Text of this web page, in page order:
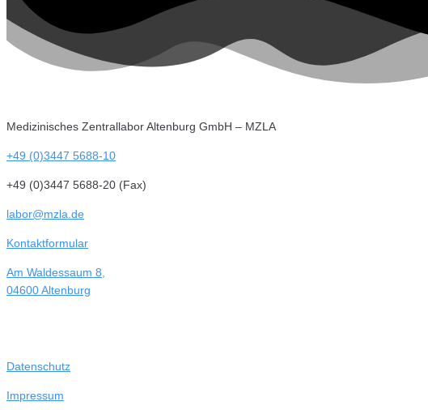
Medizinisches Zentrallabor Altenburg GmbH – MZLA
+49 (0)3447 5688-10
+49 (0)3447 5688-20 (Fax)
labor@mzla.de
Kontaktformular
Am Waldessaum 8,
04600 Altenburg
Datenschutz
Impressum